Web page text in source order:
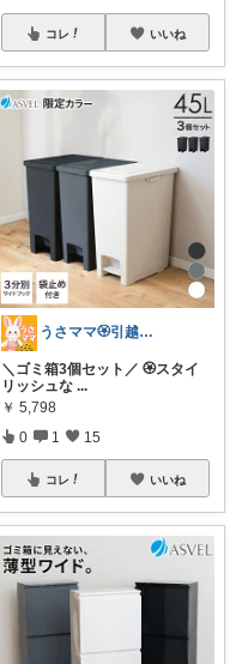
コレ いいね
うさママ🏵️引越ギフト&ごみ箱＆収納
＼ゴミ箱3個セット／ 🏵️スタイ
リッシュな ...
￥ 5,798
0 1 15
コレ いいね